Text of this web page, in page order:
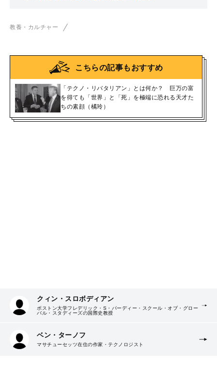
教養・カルチャー
こちらの記事もおすすめ
「テクノ・リバタリアン」とは何か？ 巨万の富
を得ても「世界」と「死」を極端に恐れる天才た
ちの素顔（橘玲）
クィン・スロボディアン
ボストン大学フレデリック・S・パーディー・スクール・オブ・グロー
バル・スタディーズの国際史教授
ベン・ターノフ
マサチューセッツ在住の作家・テクノロジスト